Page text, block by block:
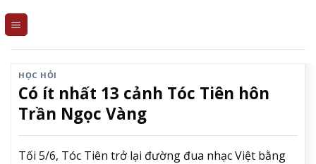
HỌC HỎI
Có ít nhất 13 cảnh Tóc Tiên hôn
Trần Ngọc Vàng
Tối 5/6, Tóc Tiên trở lại đường đua nhạc Việt bằng